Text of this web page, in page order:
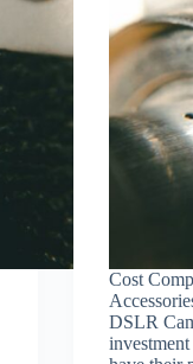
Cost
DSLR